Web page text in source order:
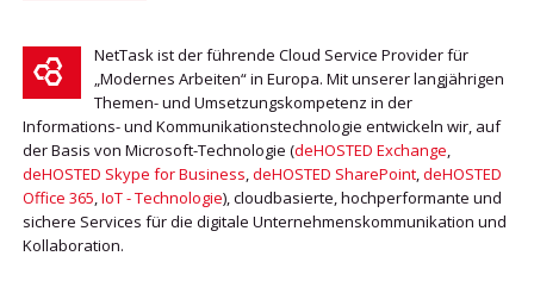
NetTask ist der führende Cloud Service Provider für
„Modernes Arbeiten“ in Europa. Mit unserer langjährigen
Themen- und Umsetzungskompetenz in der
Informations- und Kommunikationstechnologie entwickeln wir, auf
der Basis von Microsoft-Technologie (deHOSTED Exchange,
deHOSTED Skype for Business,deHOSTED SharePoint,deHOSTED
Office 365,IoT - Technologie), cloudbasierte, hochperformante und
sichere Services für die digitale Unternehmenskommunikation und
Kollaboration.